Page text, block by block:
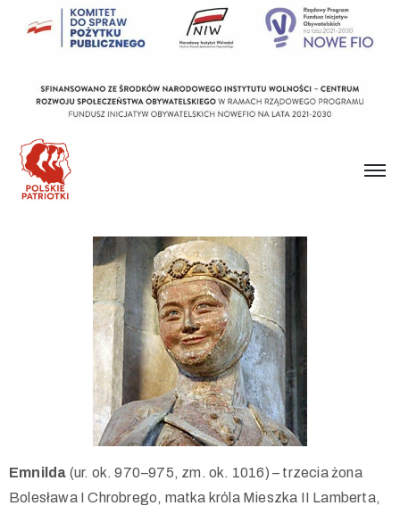
Emnilda (ur. ok. 970–975, zm. ok. 1016) – trzecia żona
Bolesława I Chrobrego, matka króla Mieszka II Lamberta,